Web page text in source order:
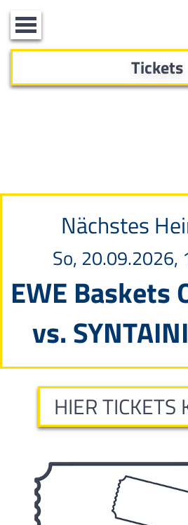
Toggle
navigation
Tickets
Nächstes
So, 20.09.2026,
EWE Baskets
vs.
HIER TICKETS